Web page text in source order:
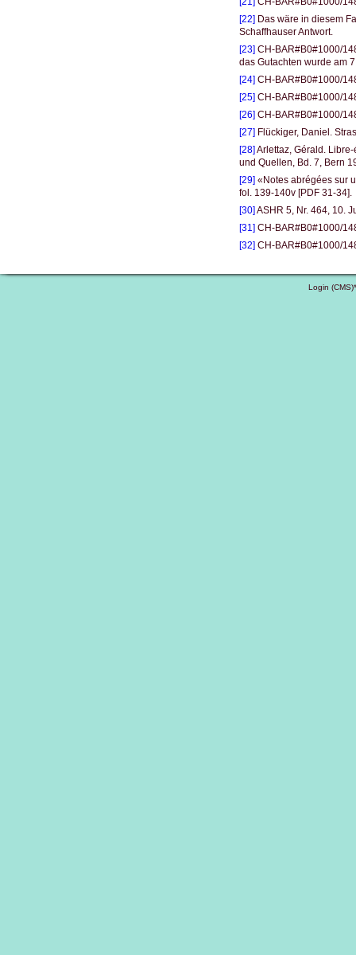
[22] Das wäre in diesem
Schaffhauser Antwort.
[23] CH-BAR#B0#1000/
das Gutachten wurde am
[24] CH-BAR#B0#1000/
[25] CH-BAR#B0#1000/
[26] CH-BAR#B0#1000/
[27] Flückiger, Daniel.
[28] Arlettaz, Gérald.
und Quellen, Bd. 7, Bern
[29] «Notes abrégées sur
fol. 139-140v [PDF 31-34].
[30] ASHR 5, Nr. 464, 10.
[31] CH-BAR#B0#1000/
[32] CH-BAR#B0#1000/
Login (CMS)*